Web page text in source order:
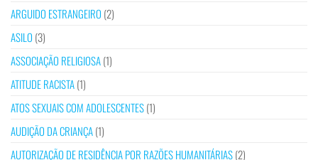
ARGUIDO ESTRANGEIRO (2)
ASILO (3)
ASSOCIAÇÃO RELIGIOSA(1)
ATITUDE RACISTA(1)
ATOS SEXUAIS COM ADOLESCENTES(1)
AUDIÇÃO DA CRIANÇA(1)
AUTORIZAÇÃO DE RESIDÊNCIA POR RAZÕES HUMANITÁRIAS(2)